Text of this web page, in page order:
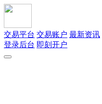
交易平台 交易账户 最新资讯
登录后台 即刻开户